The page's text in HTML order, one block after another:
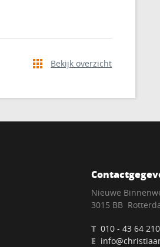
Bekijk overzicht
Nieuwe
3015 BB
T 010 - 43 64 210
E